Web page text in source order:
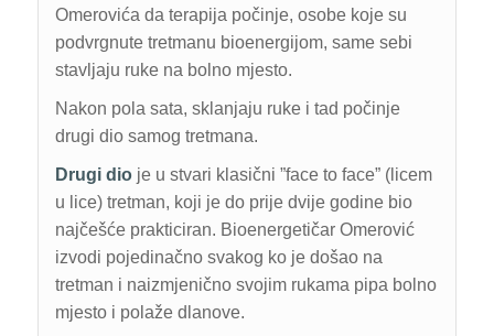
Omerovića da terapija počinje, osobe koje su
podvrgnute tretmanu bioenergijom, same sebi
stavljaju ruke na bolno mjesto.
Nakon pola sata, sklanjaju ruke i tad počinje
drugi dio samog tretmana.
Drugi dioje u stvari klasični ”face to face” (licem
u lice) tretman, koji je do prije dvije godine bio
najčešće prakticiran. Bioenergetičar Omerović
izvodi pojedinačno svakog ko je došao na
tretman i naizmjenično svojim rukama pipa bolno
mjesto i polaže dlanove.